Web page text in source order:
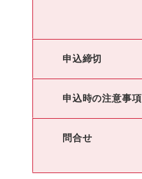
申込締切
申込時の注意事項
問合せ